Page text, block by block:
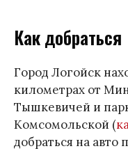
Как добраться
Город Логойск
километрах от
Тышкевичей и
Комсомольской (
добраться на авто